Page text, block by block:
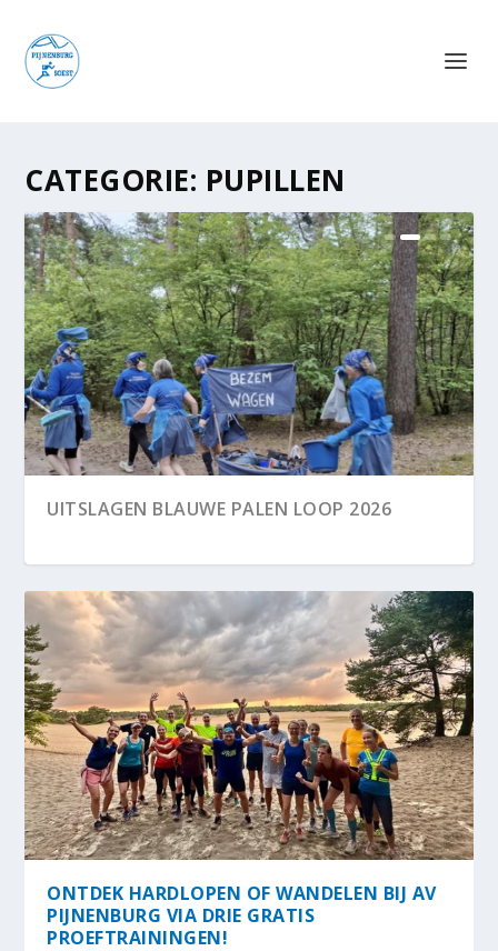
CATEGORIE: PUPILLEN
DE SCHOOLSPORTDAGEN 2026 VAN A.V
UITSLAGEN BLAUWE PALEN LOOP 2026
TRAINERS AV PIJNENBURG WEER IN HET
BLAUW
ONTDEK HARDLOPEN OF WANDELEN BIJ AV
PIJNENBURG VIA...
ONTDEK HARDLOPEN OF WANDELEN BIJ AV
PIJNENBURG VIA DRIE GRATIS
PROEFTRAININGEN!